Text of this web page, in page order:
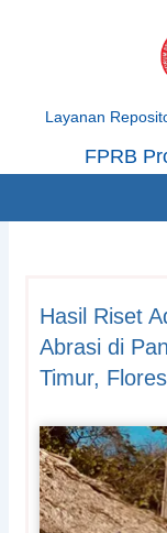
Layanan
FPRB
Hasil Riset
Abrasi di
Timur,